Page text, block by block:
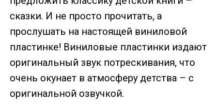
сказки. И не просто прочитать, а
прослушать на настоящей виниловой
пластинке! Виниловые пластинки издают
оригинальный звук потрескивания, что
очень окунает в атмосферу детства – с
оригинальной озвучкой.